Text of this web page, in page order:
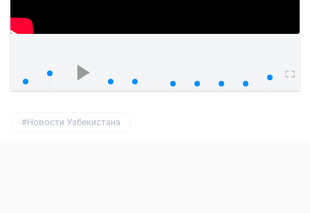
Новости Узбекистана